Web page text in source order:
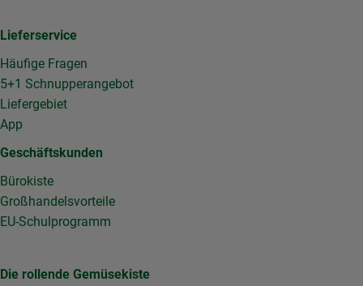
Lieferservice
Häufige Fragen
5+1 Schnupperangebot
Liefergebiet
App
Geschäftskunden
Bürokiste
Großhandelsvorteile
EU-Schulprogramm
Die rollende Gemüsekiste